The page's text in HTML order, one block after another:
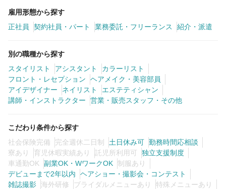
雇用形態から探す
正社員
契約社員・パート 業務委託・フリーランス 紹介・派遣
別の職種から探す
スタイリスト
アシスタント
カラーリスト
フロント・レセプション
ヘアメイク・美容部員
アイデザイナー
ネイリスト
エステティシャン
講師・インストラクター
営業・販売スタッフ・その他
こだわり条件から探す
社会保険完備
完全週休二日制 土日休み可 勤務時間応相談
寮あり
育児休暇実績あり 託児所利用可
独立支援制度
車通勤OK
副業OK・WワークOK 制服あり
デビューまで2年以内
ヘアショー・撮影会・コンテスト
雑誌撮影 海外研修 ブライダルメニューあり
特殊メニューあり